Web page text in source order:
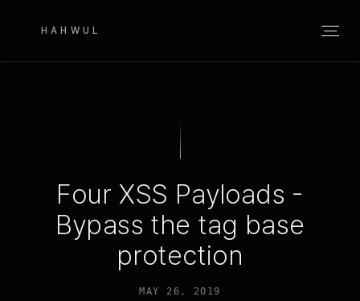
HAHWUL
Four XSS Payloads -
Bypass the tag base
protection
MAY 26, 2019